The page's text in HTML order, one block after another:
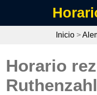
Inicio>
Horario
Ruthenzahl